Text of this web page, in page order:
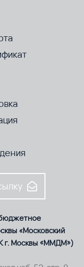
«Московский
г. Москвы «ММДМ»)